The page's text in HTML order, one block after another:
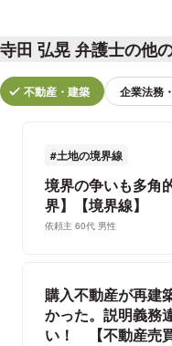
寺田 弘晃 弁護士の他
不動産・建築 企業法務
土地の境界線
境界の争いも多角
界】【境界線】
依頼主 60代 男性
購入不動産が再建
かった。説明義務
い！ 【不動産売